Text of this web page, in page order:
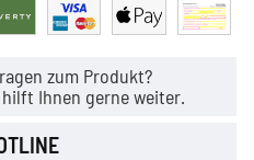
zum Produkt?
Ihnen gerne weiter.